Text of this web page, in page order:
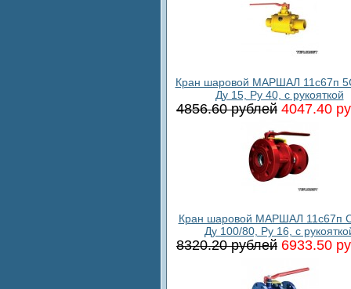
Кран шаровой МАРШАЛ 11с67п
Ду 15, Ру 40, с рукояткой
4856.60 рублей 4047.40
Кран шаровой МАРШАЛ 11с67п
Ду 100/80, Ру 16, с
8320.20 рублей 6933.50